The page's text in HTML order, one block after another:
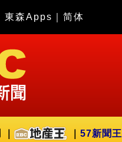
東森Apps 简体
57新聞王